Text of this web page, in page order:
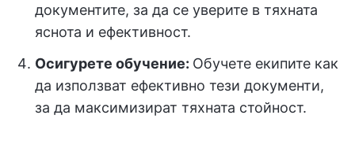
документите, за да се уверите в тяхната
яснота и ефективност.
Осигурете обучение: Обучете екипите как
да използват ефективно тези документи,
за да максимизират тяхната стойност.